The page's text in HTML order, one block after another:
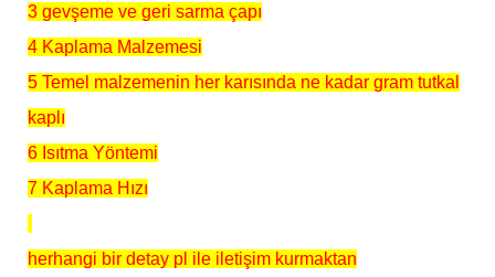
3 gevşeme ve geri sarma çapı
4 Kaplama Malzemesi
5 Temel malzemenin her karısında ne kadar gram tutkal
kaplı
6 Isıtma Yöntemi
7 Kaplama Hızı
herhangi bir detay pl ile iletişim kurmaktan